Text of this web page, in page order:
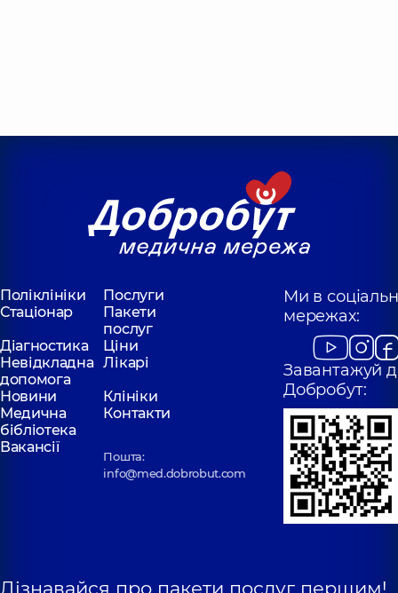
Поліклініки
Послуги
Стаціонар
Пакети
послуг
Діагностика
Ціни
Невідкладна
допомога
Лікарі
Новини
Клініки
Медична
бібліотека
Контакти
Вакансії
Пошта:
info@med.dobrobut.com
Ми в
мережах:
Завантажуй
Добробут:
Дізнавайся про пакети послуг першим!